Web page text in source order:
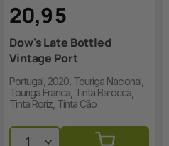
20,95
Dow's Late Bottled
Vintage Port
Portugal, 2020, Touriga Nacional,
Touriga Franca, Tinta Barocca,
Tinta Roriz, Tinta Cão